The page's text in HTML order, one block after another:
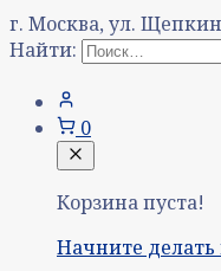
г. Москва, ул.
Найти:
0
Корзина пуста!
Начните